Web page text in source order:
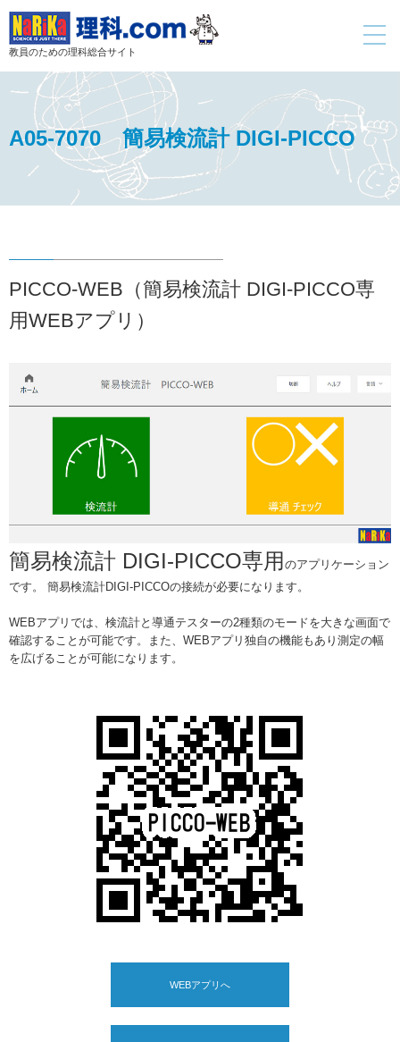
教員のための理科総合サイト
toggle
A05-7070 簡易検流計 DIGI-PICCO
PICCO-WEB（簡易検流計 DIGI-PICCO専
用WEBアプリ）
簡易検流計 DIGI-PICCO専用のアプリケーション
です。 簡易検流計DIGI-PICCOの接続が必要になります。
WEBアプリでは、検流計と導通テスターの2種類のモードを大きな画面で
確認することが可能です。また、WEBアプリ独自の機能もあり測定の幅
を広げることが可能になります。
WEBアプリへ